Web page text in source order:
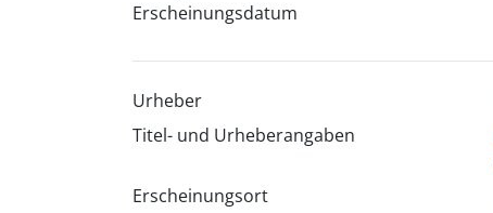
Erscheinungsdatum
Urheber
Titel- und Urheberangaben
Erscheinungsort